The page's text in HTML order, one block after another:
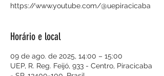
https://www.youtube.com/@uepiracicaba
Horário e local
09 de ago. de 2025, 14:00 – 15:00
UEP, R. Reg. Feijó, 933 - Centro, Piracicaba